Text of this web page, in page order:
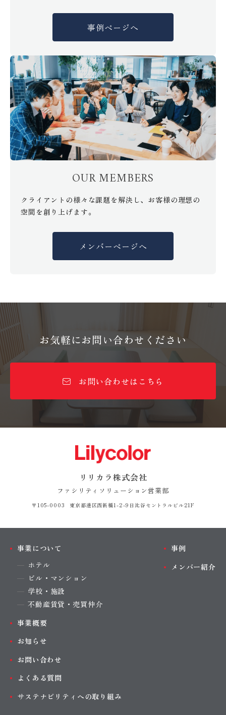
事例ページへ
OUR MEMBERS
クライアントの様々な課題を解決し、お客様の理想の
空間を創り上げます。
メンバーページへ
お気軽にお問い合わせください
お問い合わせはこちら
リリカラ株式会社
ファシリティソリューション営業部
〒105-0003 東京都港区西新橋1-2-9 日比谷セントラルビル21F
事業について
ホテル
ビル・マンション
学校・施設
不動産賃貸・売買仲介
事例
メンバー紹介
事業概要
お知らせ
お問い合わせ
よくある質問
サステナビリティへの取り組み